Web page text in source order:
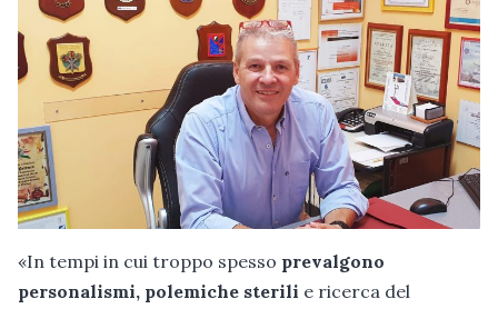
«In tempi in cui troppo spesso prevalgono
personalismi, polemiche sterili e ricerca del